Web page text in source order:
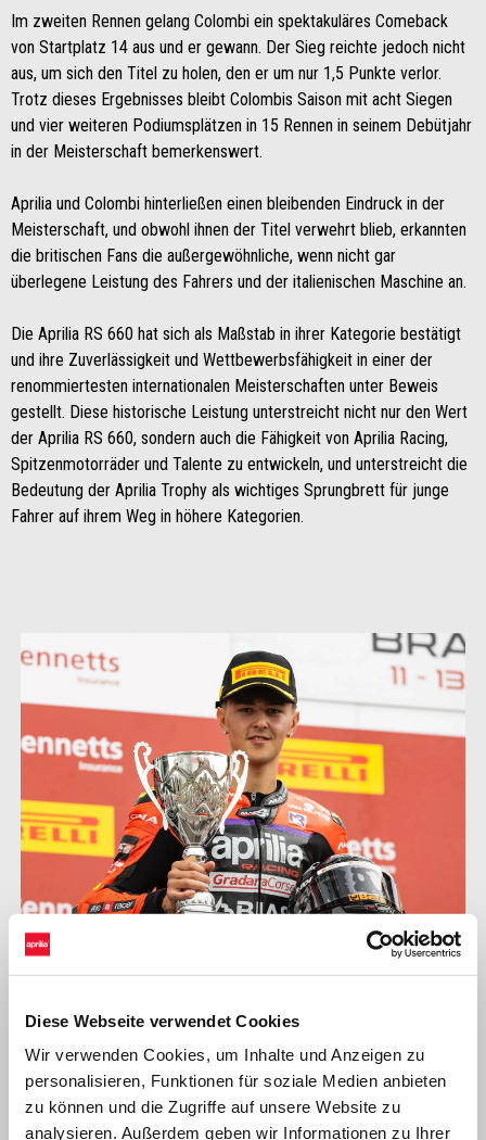
Diese Webseite verwendet Cookies
Wir verwenden Cookies, um Inhalte und Anzeigen zu
personalisieren, Funktionen für soziale Medien anbieten
zu können und die Zugriffe auf unsere Website zu
analysieren. Außerdem geben wir Informationen zu Ihrer
Im zweiten Rennen gelang Colombi ein spektakuläres Comeback
von Startplatz 14 aus und er gewann. Der Sieg reichte jedoch nicht
aus, um sich den Titel zu holen, den er um nur 1,5 Punkte verlor.
Trotz dieses Ergebnisses bleibt Colombis Saison mit acht Siegen
und vier weiteren Podiumsplätzen in 15 Rennen in seinem Debütjahr
in der Meisterschaft bemerkenswert.
Aprilia und Colombi hinterließen einen bleibenden Eindruck in der
Meisterschaft, und obwohl ihnen der Titel verwehrt blieb, erkannten
die britischen Fans die außergewöhnliche, wenn nicht gar
überlegene Leistung des Fahrers und der italienischen Maschine an.
Die Aprilia RS 660 hat sich als Maßstab in ihrer Kategorie bestätigt
und ihre Zuverlässigkeit und Wettbewerbsfähigkeit in einer der
renommiertesten internationalen Meisterschaften unter Beweis
gestellt. Diese historische Leistung unterstreicht nicht nur den Wert
der Aprilia RS 660, sondern auch die Fähigkeit von Aprilia Racing,
Spitzenmotorräder und Talente zu entwickeln, und unterstreicht die
Bedeutung der Aprilia Trophy als wichtiges Sprungbrett für junge
Fahrer auf ihrem Weg in höhere Kategorien.
EDOARDO COLOMBI
„Wir hatten ein ausgezeichnetes Qualifying und waren von
Anfang an sehr schnell. Im ersten Rennen war die Strecke
trocken, aber während der Aufwärmrunde begann es zu regnen,